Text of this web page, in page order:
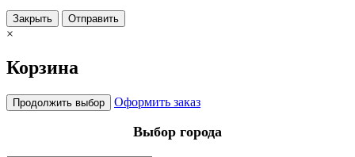
Закрыть Отправить
×
Корзина
Продолжить выбор Оформить заказ
Выбор города